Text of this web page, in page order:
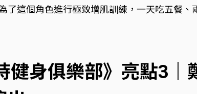
了這個角色進行極致增肌訓練，一天吃五餐
健身俱樂部》亮點3